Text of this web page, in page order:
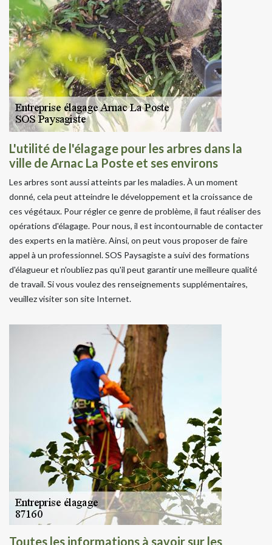
L'utilité de l'élagage pour les arbres dans la
ville de Arnac La Poste et ses environs
Les arbres sont aussi atteints par les maladies. À un moment
donné, cela peut atteindre le développement et la croissance de
ces végétaux. Pour régler ce genre de problème, il faut réaliser des
opérations d'élagage. Pour nous, il est incontournable de contacter
des experts en la matière. Ainsi, on peut vous proposer de faire
appel à un professionnel. SOS Paysagiste a suivi des formations
d'élagueur et n'oubliez pas qu'il peut garantir une meilleure qualité
de travail. Si vous voulez des renseignements supplémentaires,
veuillez visiter son site Internet.
Toutes les informations à savoir sur les